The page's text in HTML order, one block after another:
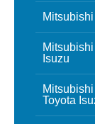
Mitsubishi
Isuzu
Toyota